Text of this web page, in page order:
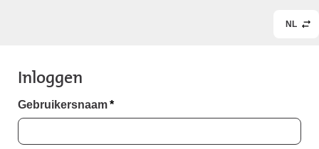
NL
Inloggen
Gebruikersnaam*